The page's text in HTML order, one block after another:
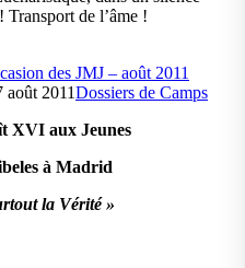
Transport de l’âme !
des JMJ – août 2011
août 2011Dossiers de Camps
XVI aux Jeunes
à Madrid
la Vérité »